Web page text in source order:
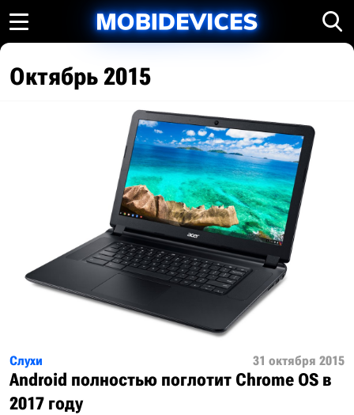
Октябрь 2015
Слухи 31 октября 2015
Android полностью поглотит Chrome OS в
2017 году